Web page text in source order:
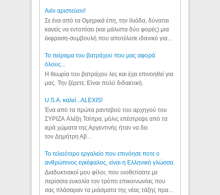
Aιέν αριστεύειν!
Σε ένα από τα Ομηρικά έπη, την Ιλιάδα, δύναται
κανείς να εντοπίσει (και μάλιστα δύο φορές) μια
έκφραση-συμβουλή που αποτέλεσε ιδανικό για...
Το πείραμα του βατράχου που μας αφορά
όλους...
Η θεωρία του βατράχου λες και έχει επινοηθεί για
μας. Την ξέρετε; Είναι πολύ διδακτική.
U.S.A. καλεί...ALEXIS!
Ένα από τα πρώτα ραντεβού του αρχηγού του
ΣΥΡΙΖΑ Αλέξη Τσίπρα, μόλις επέστρεψε από τα
ιερά χώματα της Αργεντινής ήταν να δει
τον Δημήτρη Αβ...
Το τελειότερο εργαλείο που επινόησε ποτε ο
ανθρώπινος εγκέφαλος, είναι η Ελληνική γλώσσα.
Διαδυκτιακοί μου φίλοι, που υιοθετίσατε με
περίσσια ευκολία τον τρόπο επικοινωνίας που
σας πλάσαραν τα μιάσματα της νέας τάξης πρα...